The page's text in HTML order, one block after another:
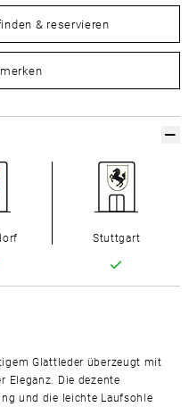
& reservieren
Ihre Größe aus
Glattleder überzeugt mit
Eleganz. Die dezente
und die leichte Laufsohle
Stuttgart